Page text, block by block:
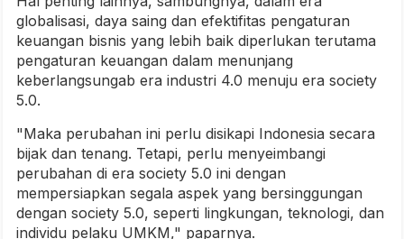
globalisasi, daya saing dan efektifitas pengaturan
keuangan bisnis yang lebih baik diperlukan terutama
pengaturan keuangan dalam menunjang
keberlangsungab era industri 4.0 menuju era society
5.0.
"Maka perubahan ini perlu disikapi Indonesia secara
bijak dan tenang. Tetapi, perlu menyeimbangi
perubahan di era society 5.0 ini dengan
mempersiapkan segala aspek yang bersinggungan
dengan society 5.0, seperti lingkungan, teknologi, dan
individu pelaku UMKM," paparnya.